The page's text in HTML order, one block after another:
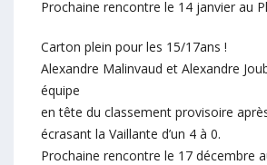
Prochaine rencontre le 14 janvier au
Carton plein pour les 15/17ans !
Alexandre Malinvaud et Alexandre
équipe
en tête du classement provisoire
écrasant la Vaillante d’un 4 à 0.
Prochaine rencontre le 17 décembre